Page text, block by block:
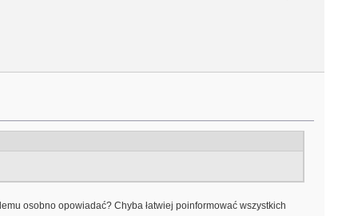
osobno opowiadać? Chyba łatwiej poinformować wszystkich